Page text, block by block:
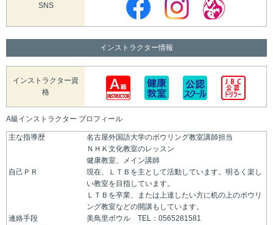
SNS
インストラクター情報
インストラクター資
格
A級インストラクター プロフィール
主な指導歴
名古屋外国語大学のボウリング教室講師担当
ＮＨＫ文化教室のレッスン
健康教室、メイン講師
自己ＰＲ
現在、ＬＴＢを主として活動しています。明るく楽し
い教室を目指しています。
ＬＴＢを卒業、または上達したい方に机の上のボウリ
ング教室などの開講もしています。
連絡手段
美鳥里ボウル TEL：0565281581